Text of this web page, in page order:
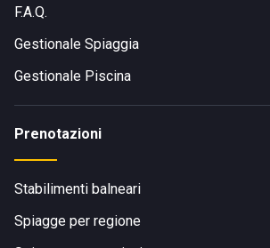
F.A.Q.
Gestionale Spiaggia
Gestionale Piscina
Prenotazioni
Stabilimenti balneari
Spiagge per regione